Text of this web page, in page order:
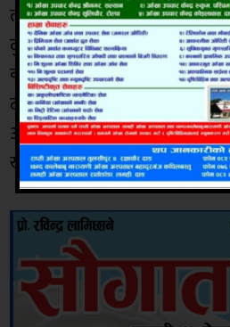
त्यस्तै टाईफाईड भएको
दुख्ने, जिउ दुख्ने, पसिना आउने र
कार्यक्रममा जानकारी गरिएको
टाइफाइड खोप अभियान
अभियान शुरु गरेसँगै सरकारले
खोप सेवा समेत प्रवाह गर्ने भएको छ